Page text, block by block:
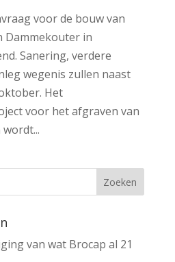
voor de bouw van
Dammekouter in
Sanering, verdere
wegenis zullen naast
Het
voor het afgraven van
van wat Brocap al 21